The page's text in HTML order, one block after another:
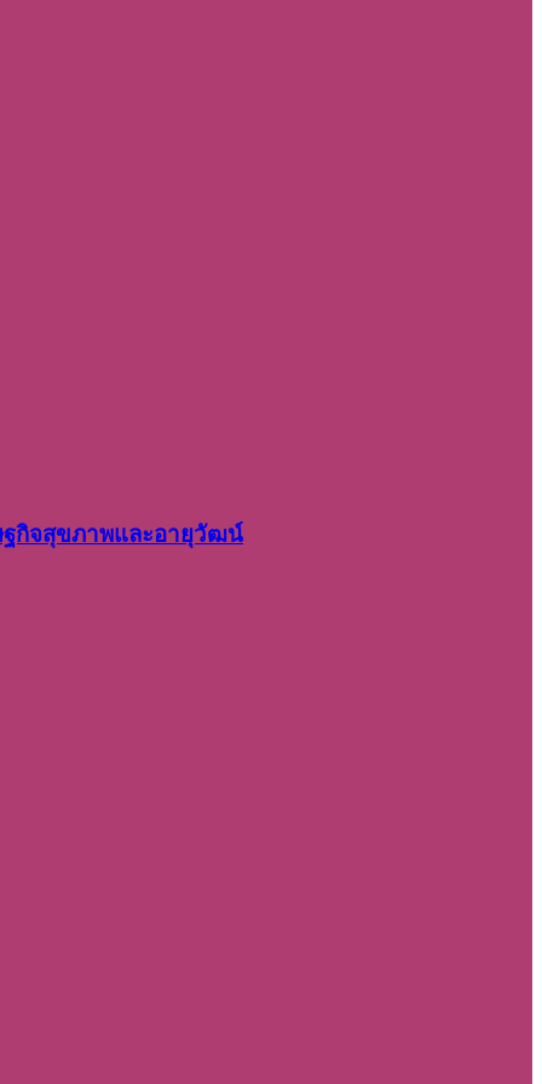
ฐกิจสุขภาพและอายุวัฒน์